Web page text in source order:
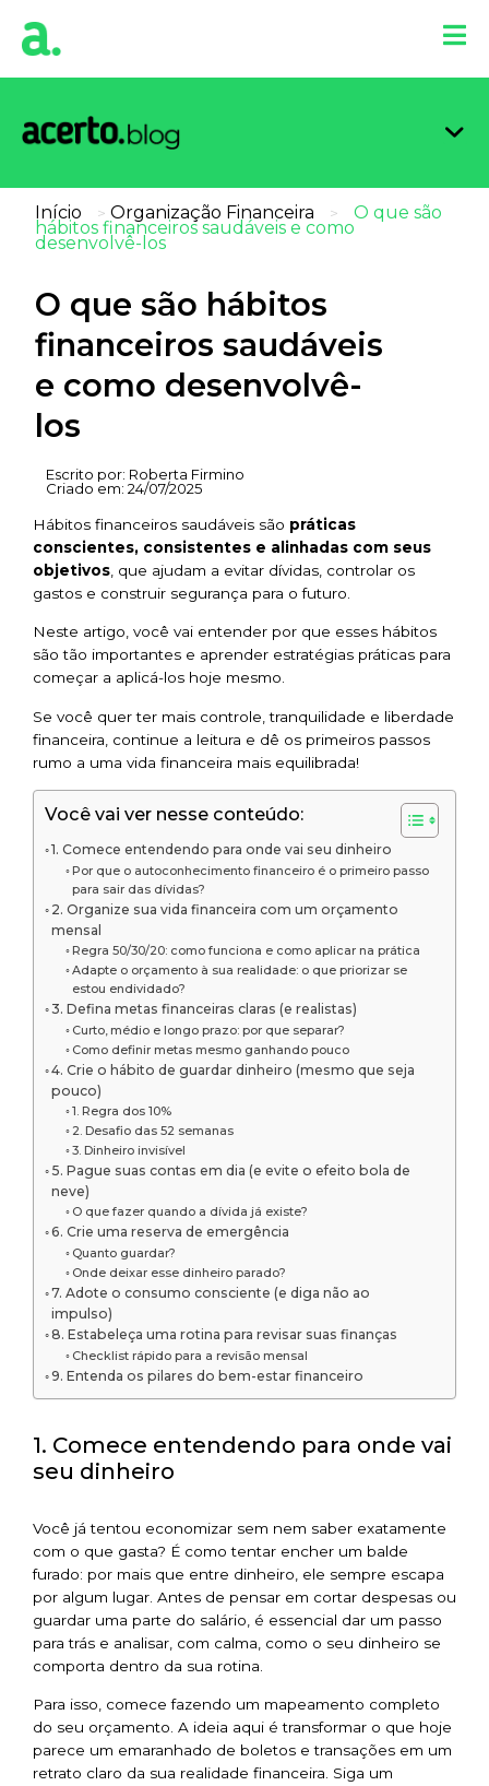
Início > Organização Financeira > O que são
hábitos financeiros saudáveis e como
desenvolvê-los
O que são hábitos
financeiros saudáveis
e como desenvolvê-
los
Escrito por: Roberta Firmino
Criado em: 24/07/2025
Hábitos financeiros saudáveis são práticas
conscientes, consistentes e alinhadas com seus
objetivos , que ajudam a evitar dívidas, controlar os
gastos e construir segurança para o futuro.
Neste artigo, você vai entender por que esses hábitos
são tão importantes e aprender estratégias práticas para
começar a aplicá-los hoje mesmo.
Se você quer ter mais controle, tranquilidade e liberdade
financeira, continue a leitura e dê os primeiros passos
rumo a uma vida financeira mais equilibrada!
Você vai ver nesse conteúdo:
1. Comece entendendo para onde vai seu dinheiro
Por que o autoconhecimento financeiro é o primeiro passo
para sair das dívidas?
2. Organize sua vida financeira com um orçamento
mensal
Regra 50/30/20: como funciona e como aplicar na prática
Adapte o orçamento à sua realidade: o que priorizar se
estou endividado?
3. Defina metas financeiras claras (e realistas)
Curto, médio e longo prazo: por que separar?
Como definir metas mesmo ganhando pouco
4. Crie o hábito de guardar dinheiro (mesmo que seja
pouco)
1. Regra dos 10%
2. Desafio das 52 semanas
3. Dinheiro invisível
5. Pague suas contas em dia (e evite o efeito bola de
neve)
O que fazer quando a dívida já existe?
6. Crie uma reserva de emergência
Quanto guardar?
Onde deixar esse dinheiro parado?
7. Adote o consumo consciente (e diga não ao
impulso)
8. Estabeleça uma rotina para revisar suas finanças
Checklist rápido para a revisão mensal
9. Entenda os pilares do bem-estar financeiro
1. Comece entendendo para onde vai
seu dinheiro
Você já tentou economizar sem nem saber exatamente
com o que gasta? É como tentar encher um balde
furado: por mais que entre dinheiro, ele sempre escapa
por algum lugar. Antes de pensar em cortar despesas ou
guardar uma parte do salário, é essencial dar um passo
para trás e analisar, com calma, como o seu dinheiro se
comporta dentro da sua rotina.
Para isso, comece fazendo um mapeamento completo
do seu orçamento. A ideia aqui é transformar o que hoje
parece um emaranhado de boletos e transações em um
retrato claro da sua realidade financeira. Siga um